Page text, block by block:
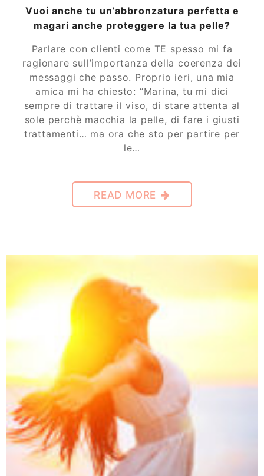
Vuoi anche tu un’abbronzatura perfetta e
magari anche proteggere la tua pelle?
Parlare con clienti come TE spesso mi fa
ragionare sull’importanza della coerenza dei
messaggi che passo. Proprio ieri, una mia
amica mi ha chiesto: “Marina, tu mi dici
sempre di trattare il viso, di stare attenta al
sole perchè macchia la pelle, di fare i giusti
trattamenti… ma ora che sto per partire per
le…
READ MORE